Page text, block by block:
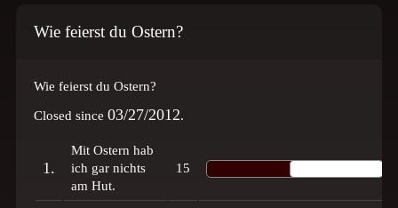
Wie feierst du Ostern?
Wie feierst du Ostern?
Closed since 03/27/2012.
1.
Mit Ostern hab
ich gar nichts
am Hut.
15